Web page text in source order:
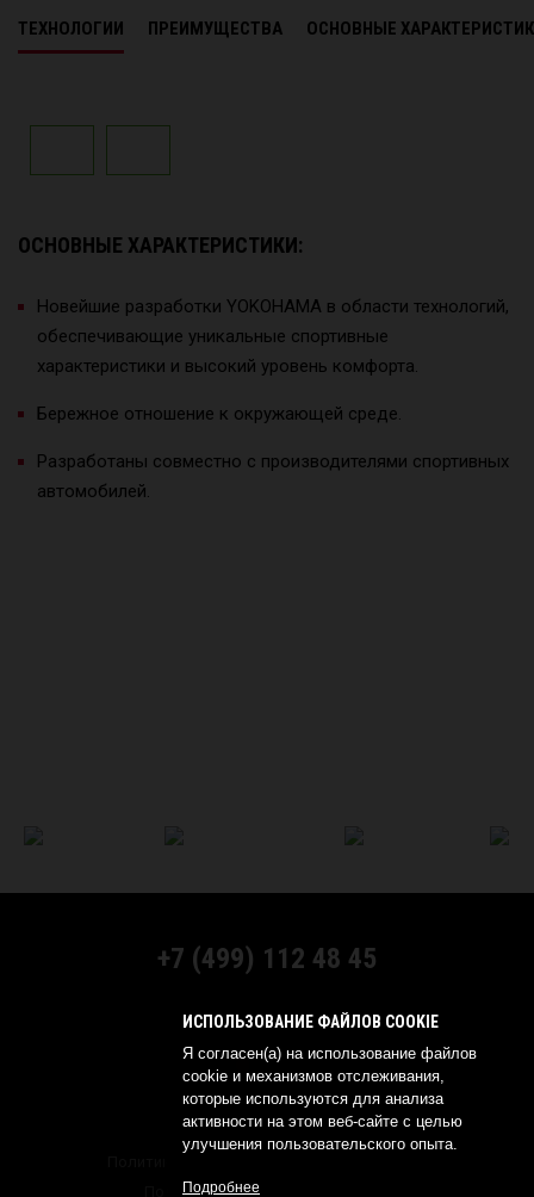
ТЕХНОЛОГИИ ПРЕИМУЩЕСТВА ОСНОВНЫЕ
ОСНОВНЫЕ ХАРАКТЕРИСТИКИ:
Новейшие разработки YOKOHAMA в области технологий,
обеспечивающие уникальные спортивные
характеристики и высокий уровень комфорта.
Бережное отношение к окружающей среде.
Разработаны совместно с производителями спортивных
автомобилей.
+7 (499) 112 48 45
МЫ В СОЦСЕТЯХ:
© 2026 YOKOHAMA RUSSIA
Политика о конфиденциальности
ИСПОЛЬЗОВАНИЕ ФАЙЛОВ COOKIE
Я согласен(а) на использование файлов
cookie и механизмов отслеживания,
которые используются для анализа
активности на этом веб-сайте с целью
улучшения пользовательского опыта.
Подробнее